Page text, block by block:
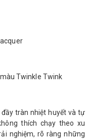
Twinkle Twink
tràn nhiệt huyết và tự
thích chạy theo xu
nghiệm, rõ ràng những